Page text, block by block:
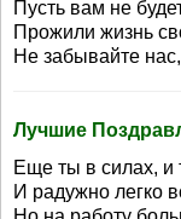
Пусть вам не
Прожили жизнь
Не забывайте
Лучшие
Еще ты в силах, и
И радужно легко